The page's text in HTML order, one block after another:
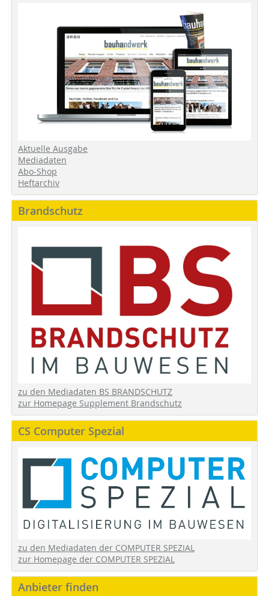
Aktuelle Ausgabe
Mediadaten
Abo-Shop
Heftarchiv
Brandschutz
zu den Mediadaten BS BRANDSCHUTZ
zur Homepage Supplement Brandschutz
CS Computer Spezial
zu den Mediadaten der COMPUTER SPEZIAL
zur Homepage der COMPUTER SPEZIAL
Anbieter finden